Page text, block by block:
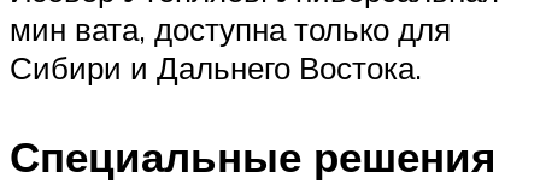
мин вата, доступна только для
Сибири и Дальнего Востока.
Специальные решения